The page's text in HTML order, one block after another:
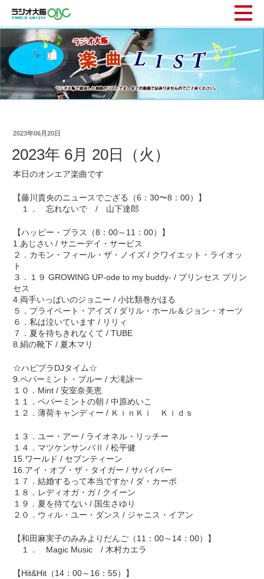
2023年06月20日
2023年 6月 20日（火）
本日のオンエア楽曲です
【藤川貴央のニュースでござる（6：30〜8：00）】
１． 忘れないで / 山下達郎
【ハッピー・プラス（8：00～11：00）】
1.あじさい / サニーデイ・サービス
２．カモン・フィール・ザ・ノイズ / クワイエット・ライオッ
ト
３．１９ GROWING UP-ode to my buddy- / プリンセス プリン
セス
4.両手いっぱいのジョニー / 小比類巻かほる
５．プライベート・アイズ / ダリル・ホール＆ジョン・オーツ
６．私は泣いています / リリィ
７．夏を待ちきれなくて / TUBE
8.絹の靴下 / 夏木マリ
☆ハピプラDJタイム☆
9.ペパーミント・ブルー / 大滝詠一
１０．Mint / 安室奈美恵
１１．ペパーミントの朝 / 中原めいこ
１２．薄荷キャンディー / ＫｉｎＫｉ Ｋｉｄｓ
１３．ユー・アー / ライオネル・リッチー
１４．マツケンサンバⅡ / 松平健
15.ワールド / セブンティーン
16.アイ・オブ・ザ・タイガー / サバイバー
１７．結婚するって本当ですか / ダ・カーポ
１８．レディオガ・ガ / クイーン
１９．夏を待てない / 国生さゆり
２０．ウィル・ユー・ダンス / ジャニス・イアン
【和田麻実子のみみよりだんご（11：00～14：00）】
１． Magic Music / 木村カエラ
【Hit&Hit（14：00～16：55）】